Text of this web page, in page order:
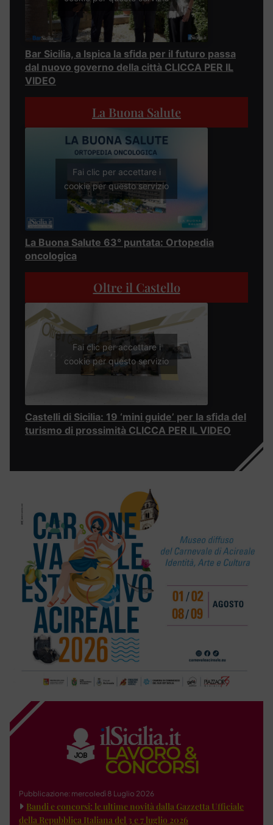
Bar Sicilia, a Ispica la sfida per il futuro passa
dal nuovo governo della città CLICCA PER IL
VIDEO
La Buona Salute
Fai clic per accettare i
cookie per questo servizio
La Buona Salute 63° puntata: Ortopedia
oncologica
Oltre il Castello
Fai clic per accettare i
cookie per questo servizio
Castelli di Sicilia: 19 ‘mini guide’ per la sfida del
turismo di prossimità CLICCA PER IL VIDEO
Pubblicazione: mercoledì 8 Luglio 2026
Bandi e concorsi: le ultime novità dalla Gazzetta Ufficiale
della Repubblica Italiana del 3 e 7 luglio 2026